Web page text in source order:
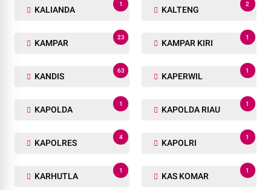
KALIANDA
1
KALTENG
2
KAMPAR
23
KAMPAR KIRI
1
KANDIS
63
KAPERWIL
1
KAPOLDA
1
KAPOLDA RIAU
1
KAPOLRES
4
KAPOLRI
1
KARHUTLA
1
KAS KOMAR
1